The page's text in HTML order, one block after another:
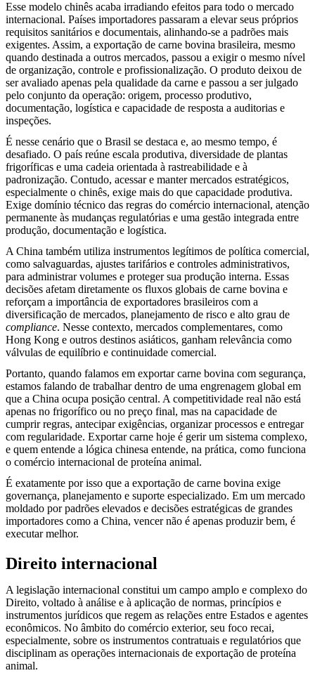
Esse modelo chinês acaba irradiando efeitos para todo o mercado
internacional. Países importadores passaram a elevar seus próprios
requisitos sanitários e documentais, alinhando-se a padrões mais
exigentes. Assim, a exportação de carne bovina brasileira, mesmo
quando destinada a outros mercados, passou a exigir o mesmo nível
de organização, controle e profissionalização. O produto deixou de
ser avaliado apenas pela qualidade da carne e passou a ser julgado
pelo conjunto da operação: origem, processo produtivo,
documentação, logística e capacidade de resposta a auditorias e
inspeções.
É nesse cenário que o Brasil se destaca e, ao mesmo tempo, é
desafiado. O país reúne escala produtiva, diversidade de plantas
frigoríficas e uma cadeia orientada à rastreabilidade e à
padronização. Contudo, acessar e manter mercados estratégicos,
especialmente o chinês, exige mais do que capacidade produtiva.
Exige domínio técnico das regras do comércio internacional, atenção
permanente às mudanças regulatórias e uma gestão integrada entre
produção, documentação e logística.
A China também utiliza instrumentos legítimos de política comercial,
como salvaguardas, ajustes tarifários e controles administrativos,
para administrar volumes e proteger sua produção interna. Essas
decisões afetam diretamente os fluxos globais de carne bovina e
reforçam a importância de exportadores brasileiros com a
diversificação de mercados, planejamento de risco e alto grau de
compliance. Nesse contexto, mercados complementares, como
Hong Kong e outros destinos asiáticos, ganham relevância como
válvulas de equilíbrio e continuidade comercial.
Portanto, quando falamos em exportar carne bovina com segurança,
estamos falando de trabalhar dentro de uma engrenagem global em
que a China ocupa posição central. A competitividade real não está
apenas no frigorífico ou no preço final, mas na capacidade de
cumprir regras, antecipar exigências, organizar processos e entregar
com regularidade. Exportar carne hoje é gerir um sistema complexo,
e quem entende a lógica chinesa entende, na prática, como funciona
o comércio internacional de proteína animal.
É exatamente por isso que a exportação de carne bovina exige
governança, planejamento e suporte especializado. Em um mercado
moldado por padrões elevados e decisões estratégicas de grandes
importadores como a China, vencer não é apenas produzir bem, é
executar melhor.
Direito internacional
A legislação internacional constitui um campo amplo e complexo do
Direito, voltado à análise e à aplicação de normas, princípios e
instrumentos jurídicos que regem as relações entre Estados e agentes
econômicos. No âmbito do comércio exterior, seu foco recai,
especialmente, sobre os instrumentos contratuais e regulatórios que
disciplinam as operações internacionais de exportação de proteína
animal.